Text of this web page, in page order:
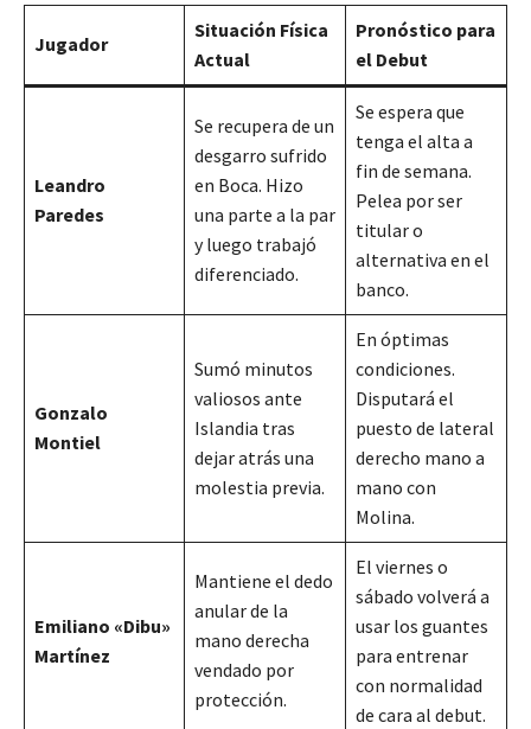
Jugador
Situación Física
Actual
Pronóstico para
el Debut
Leandro
Paredes
Se recupera de un
desgarro sufrido
en Boca. Hizo
una parte a la par
y luego trabajó
diferenciado.
Se espera que
tenga el alta a
fin de semana.
Pelea por ser
titular o
alternativa en el
banco.
Gonzalo
Montiel
Sumó minutos
valiosos ante
Islandia tras
dejar atrás una
molestia previa.
En óptimas
condiciones.
Disputará el
puesto de lateral
derecho mano a
mano con
Molina.
Emiliano «Dibu»
Martínez
Mantiene el dedo
anular de la
mano derecha
vendado por
protección.
El viernes o
sábado volverá a
usar los guantes
para entrenar
con normalidad
de cara al debut.